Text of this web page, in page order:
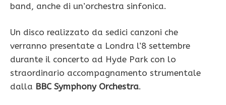
band, anche di un’orchestra sinfonica.
Un disco realizzato da sedici canzoni che
verranno presentate a Londra l’8 settembre
durante il concerto ad Hyde Park con lo
straordinario accompagnamento strumentale
dalla BBC Symphony Orchestra.